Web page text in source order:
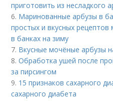
приготовить из несладкого
6. Маринованные арбузы в
простых и вкусных
в банках на зиму
7. Вкусные мочёные арбузы
8.Обработка ушей после
за пирсингом
9. 15 признаков сахарного
сахарного диабета